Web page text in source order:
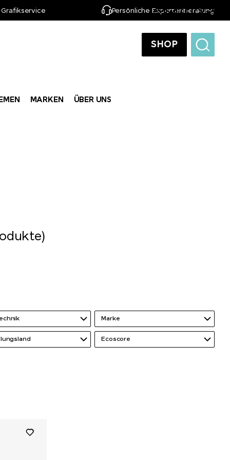
Grafikservice Persönliche Expertenberatung
DE
SHOP
MARKEN ÜBER UNS
Marke
Ecoscore